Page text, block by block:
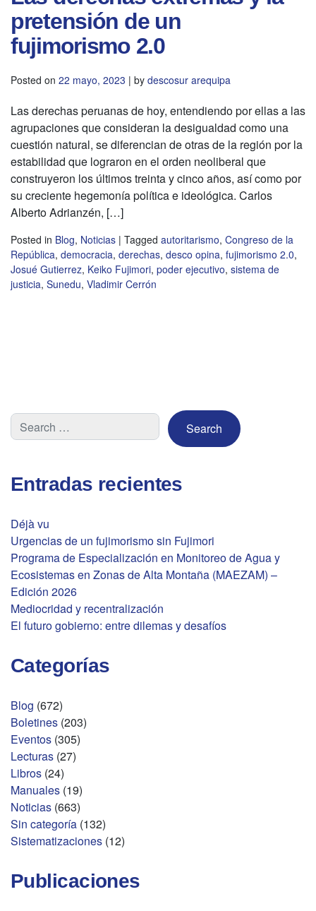
pretensión de un
fujimorismo 2.0
Posted on 22 mayo, 2023 | by descosur arequipa
Las derechas peruanas de hoy, entendiendo por ellas a las
agrupaciones que consideran la desigualdad como una
cuestión natural, se diferencian de otras de la región por la
estabilidad que lograron en el orden neoliberal que
construyeron los últimos treinta y cinco años, así como por
su creciente hegemonía política e ideológica. Carlos
Alberto Adrianzén, […]
Posted in Blog, Noticias | Tagged autoritarismo, Congreso de la
República, democracia, derechas, desco opina, fujimorismo 2.0,
Josué Gutierrez, Keiko Fujimori, poder ejecutivo, sistema de
justicia, Sunedu, Vladimir Cerrón
Entradas recientes
Déjà vu
Urgencias de un fujimorismo sin Fujimori
Programa de Especialización en Monitoreo de Agua y
Ecosistemas en Zonas de Alta Montaña (MAEZAM) –
Edición 2026
Mediocridad y recentralización
El futuro gobierno: entre dilemas y desafíos
Categorías
Blog (672)
Boletines (203)
Eventos (305)
Lecturas (27)
Libros (24)
Manuales (19)
Noticias (663)
Sin categoría (132)
Sistematizaciones (12)
Publicaciones